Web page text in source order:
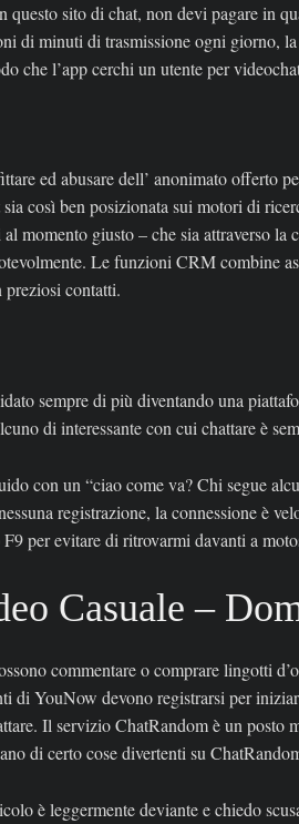
sito di chat, non devi pagare in
di minuti di trasmissione ogni giorno,
che l’app cerchi un utente per
ed abusare dell’ anonimato offerto
così ben posizionata sui motori di
momento giusto – che sia attraverso la
Le funzioni CRM combine
preziosi contatti.
sempre di più diventando una
di interessante con cui chattare è
con un “ciao come va? Chi segue
registrazione, la connessione è
per evitare di ritrovarmi davanti a
Casuale –
commentare o comprare lingotti
di YouNow devono registrarsi per
Il servizio ChatRandom è un
di certo cose divertenti su
è leggermente deviante e chiedo